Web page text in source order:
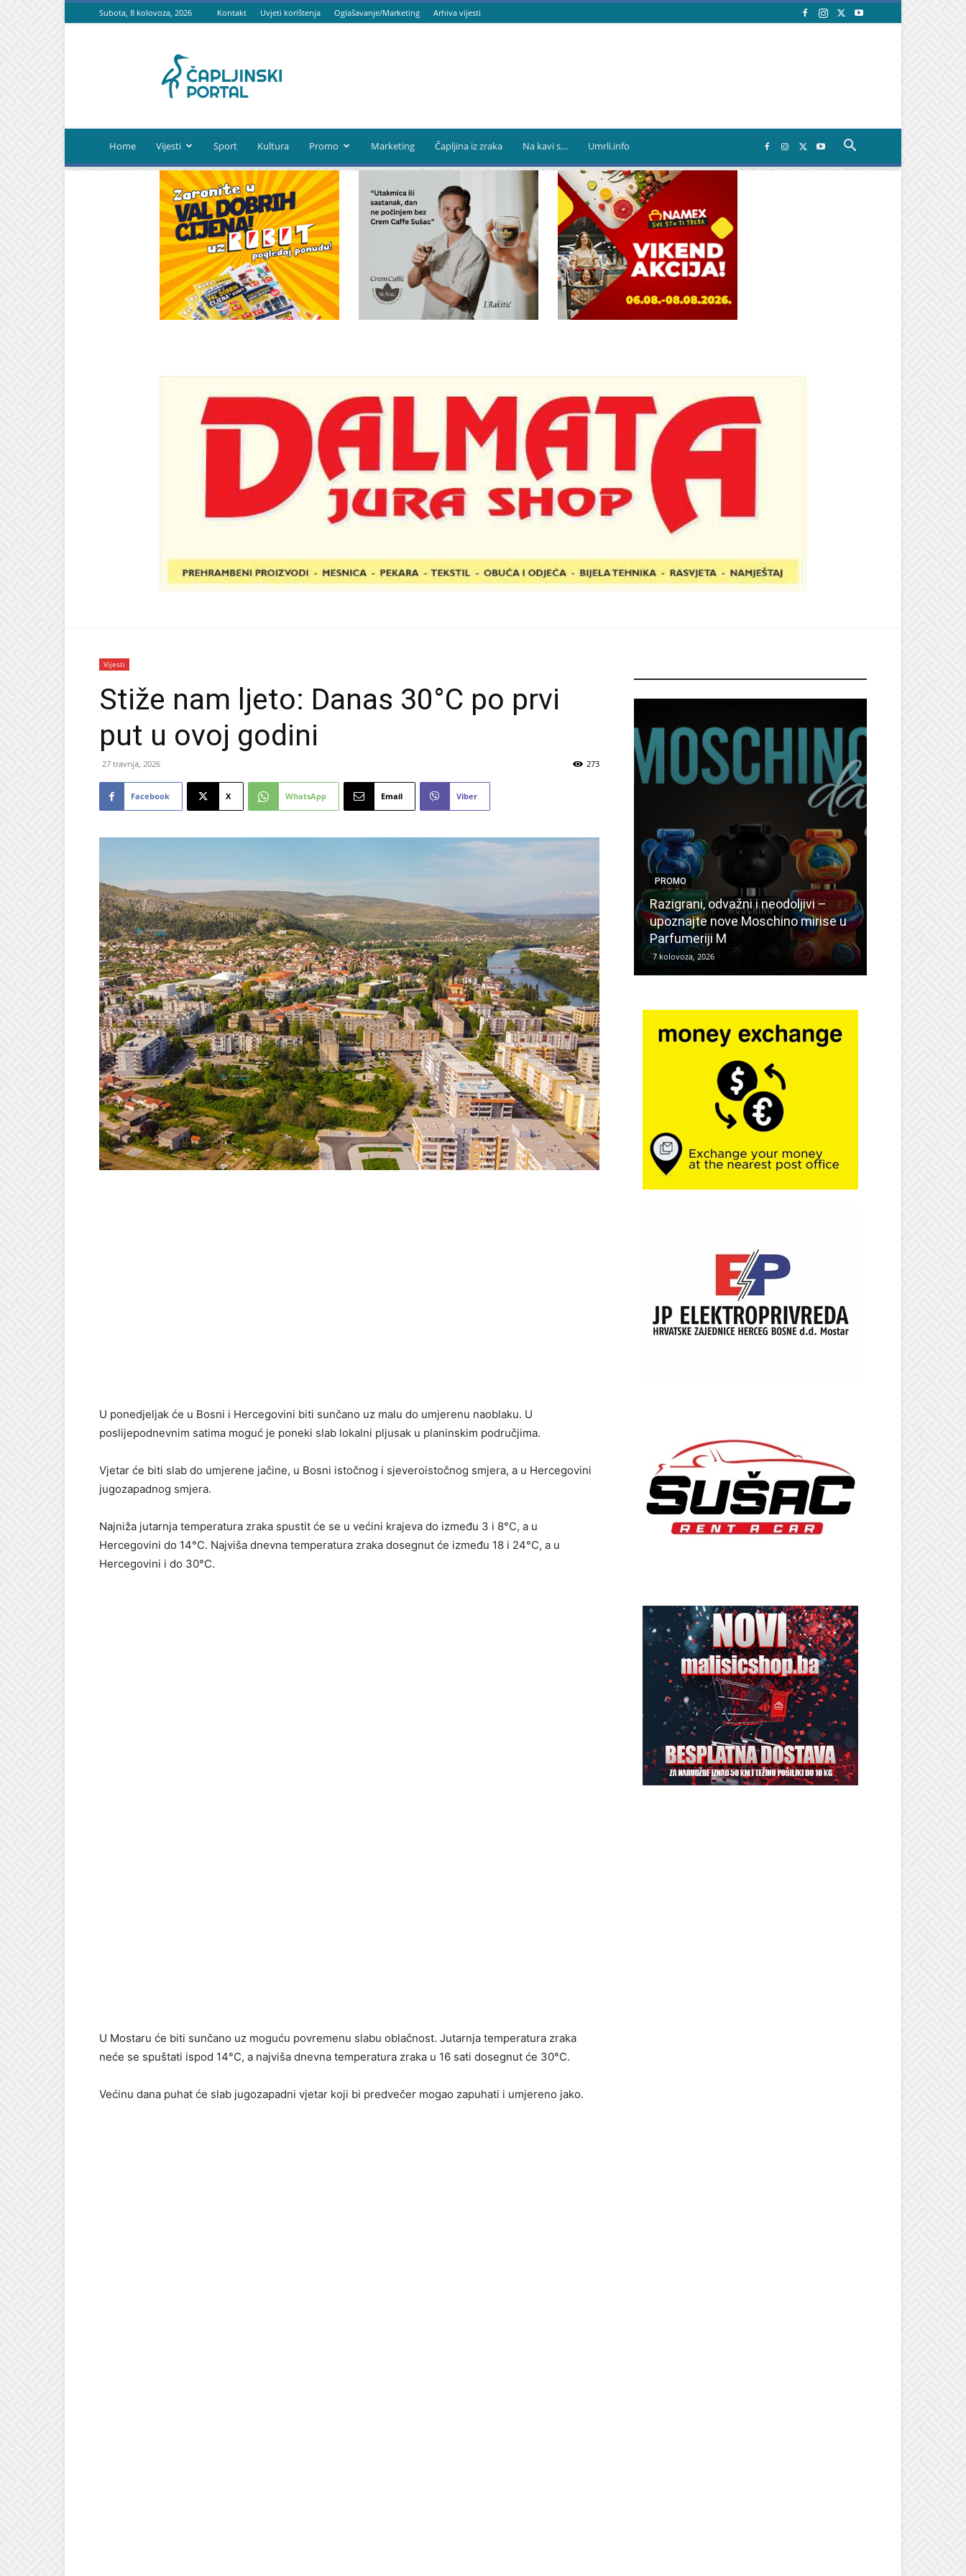
Subota, 8 kolovoza, 2026 Kontakt Uvjeti korištenja Oglašavanje/Marketing Arhiva vijesti
portal
Home Vijesti Sport Kultura Promo Marketing Čapljina iz zraka Na kavi s… Umrli.info
Vijesti
Stiže nam ljeto: Danas 30°C po prvi
put u ovoj godini
27 travnja, 2026 273
Facebook X WhatsApp Email Viber
U ponedjeljak će u Bosni i Hercegovini biti sunčano uz malu do umjerenu naoblaku. U
poslijepodnevnim satima moguć je poneki slab lokalni pljusak u planinskim područjima.
Vjetar će biti slab do umjerene jačine, u Bosni istočnog i sjeveroistočnog smjera, a u Hercegovini
jugozapadnog smjera.
Najniža jutarnja temperatura zraka spustit će se u većini krajeva do između 3 i 8°C, a u
Hercegovini do 14°C. Najviša dnevna temperatura zraka dosegnut će između 18 i 24°C, a u
Hercegovini i do 30°C.
U Mostaru će biti sunčano uz moguću povremenu slabu oblačnost. Jutarnja temperatura zraka
neće se spuštati ispod 14°C, a najviša dnevna temperatura zraka u 16 sati dosegnut će 30°C.
Većinu dana puhat će slab jugozapadni vjetar koji bi predvečer mogao zapuhati i umjereno jako.
PROMO
Razigrani, odvažni i neodoljivi –
upoznajte nove Moschino mirise u
Parfumeriji M
7 kolovoza, 2026